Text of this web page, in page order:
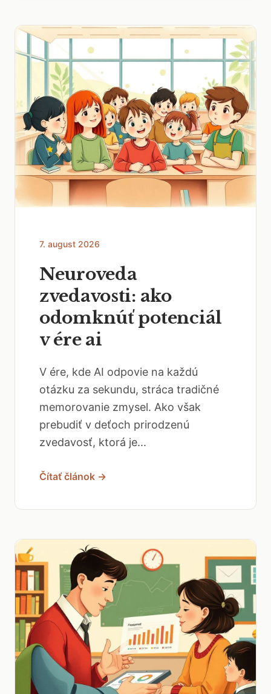
7. august 2026
Neuroveda
zvedavosti: ako
odomknúť potenciál
v ére ai
V ére, kde AI odpovie na každú
otázku za sekundu, stráca tradičné
memorovanie zmysel. Ako však
prebudiť v deťoch prirodzenú
zvedavosť, ktorá je...
Čítať článok →